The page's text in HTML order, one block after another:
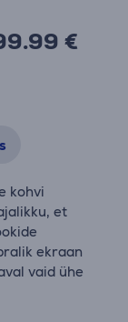
€
kohvi
et
ekraan
vaid ühe